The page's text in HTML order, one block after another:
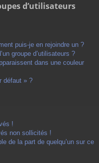
d’utilisateurs
puis-je en rejoindre un ?
groupe d’utilisateurs ?
dans une couleur
défaut » ?
!
non sollicités !
de la part de quelqu’un sur ce